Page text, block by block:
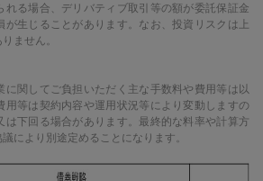
れる場合、デリバティブ取引等の額が委託保証金
が生じることがあります。なお、投資リスクは上
ません。
に関してご負担いただく主な手数料や費用等は以
用等は契約内容や運用状況等により変動しますの
は下回る場合があります。最終的な料率や計算方
により別途定めることになります。